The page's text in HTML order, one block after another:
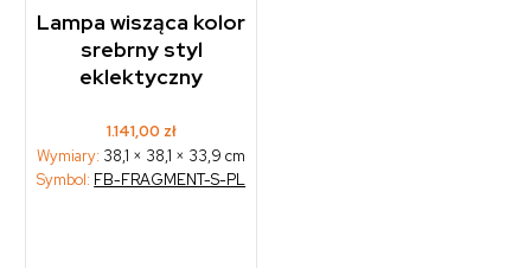
Lampa wisząca kolor
srebrny styl
eklektyczny
1.141,00 zł
Wymiary: 38,1 × 38,1 × 33,9 cm
Symbol: FB-FRAGMENT-S-PL